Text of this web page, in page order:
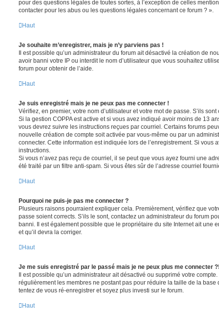
pour des questions légales de toutes sortes, à l’exception de celles
contacter pour les abus ou les questions légales concernant ce forum ? ».
Haut
Je souhaite m’enregistrer, mais je n’y parviens pas !
Il est possible qu’un administrateur du forum ait désactivé la création de
avoir banni votre IP ou interdit le nom d’utilisateur que vous souhaitez
forum pour obtenir de l’aide.
Haut
Je suis enregistré mais je ne peux pas me connecter !
Vérifiez, en premier, votre nom d’utilisateur et votre mot de passe. S’ils
Si la gestion COPPA est active et si vous avez indiqué avoir moins de 13
vous devrez suivre les instructions reçues par courriel. Certains forums
nouvelle création de compte soit activée par vous-même ou par un
connecter. Cette information est indiquée lors de l’enregistrement. Si vous
instructions.
Si vous n’avez pas reçu de courriel, il se peut que vous ayez fourni une
été traité par un filtre anti-spam. Si vous êtes sûr de l’adresse courriel
Haut
Pourquoi ne puis-je pas me connecter ?
Plusieurs raisons pourraient expliquer cela. Premièrement, vérifiez que
passe soient corrects. S’ils le sont, contactez un administrateur du forum
banni. Il est également possible que le propriétaire du site Internet ait une
et qu’il devra la corriger.
Haut
Je me suis enregistré par le passé mais je ne peux plus me connecter
Il est possible qu’un administrateur ait désactivé ou supprimé votre
régulièrement les membres ne postant pas pour réduire la taille de la base
tentez de vous ré-enregistrer et soyez plus investi sur le forum.
Haut